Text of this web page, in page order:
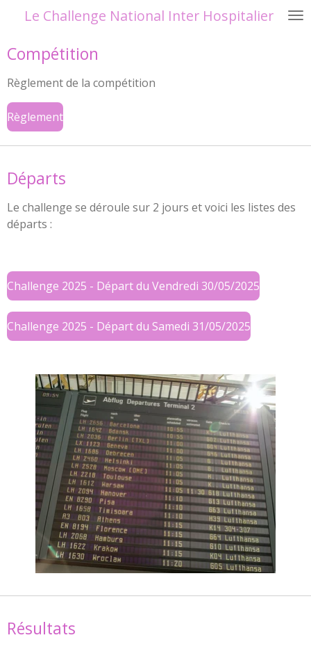
Passer
contenu
principal
Le Challenge National Inter Hospitalier
Compétition
Règlement de la compétition
Règlement
Départs
Le challenge se déroule sur 2 jours et voici les listes des
départs :
Challenge 2025 - Départ du Vendredi 30/05/2025
Challenge 2025 - Départ du Samedi 31/05/2025
Résultats